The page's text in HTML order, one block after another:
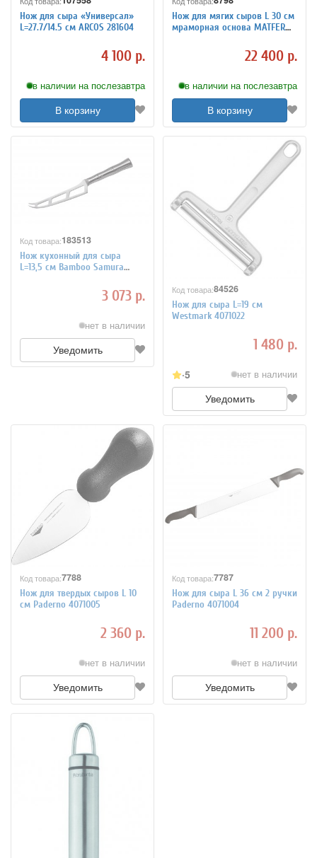
Нож для сыра «Универсал»
L=27.7/14.5 см ARCOS 281604
4 100 р.
в наличии на послезавтра
В корзину
Нож для мягих сыров L 30 см
мраморная основа MATFER
22 400 р.
в наличии на послезавтра
В корзину
Код товара:183513
Нож кухонный для сыра
L=13,5 см Bamboo Samura
3 073 р.
нет в наличии
Уведомить
Код товара:84526
Нож для сыра L=19 см
Westmark 4071022
1 480 р.
5 нет в наличии
Уведомить
Код товара:7788
Нож для твердых сыров L 10
см Paderno 4071005
2 360 р.
нет в наличии
Уведомить
Код товара:7787
Нож для сыра L 36 см 2 ручки
Paderno 4071004
11 200 р.
нет в наличии
Уведомить